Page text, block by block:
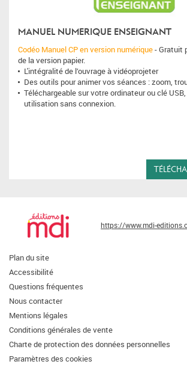
MANUEL NUMERIQUE ENSEIGNANT
Codéo Manuel CP en version numérique- Gratuit
de la version papier.
L'intégralité de l’ouvrage à vidéoprojeter
Des outils pour animer vos séances : zoom,
Téléchargeable sur votre ordinateur ou clé
utilisation sans connexion.
https://www.mdi-
Plan du site
Accessibilité
Questions fréquentes
Nous contacter
Mentions légales
Conditions générales de vente
Charte de protection des données personnelles
Paramètres des cookies